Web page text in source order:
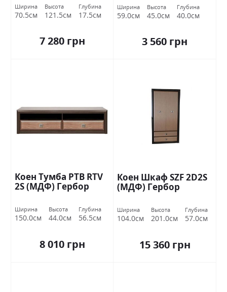
Ширина
70.5см
Высота
121.5см
Глубина
17.5см
7 280 грн
Ширина
59.0см
Высота
45.0см
Глубина
40.0см
3 560 грн
Коен Тумба РТВ RTV
2S (МДФ) Гербор
Ширина
150.0см
Высота
44.0см
Глубина
56.5см
8 010 грн
Коен Шкаф SZF 2D2S
(МДФ) Гербор
Ширина
104.0см
Высота
201.0см
Глубина
57.0см
15 360 грн